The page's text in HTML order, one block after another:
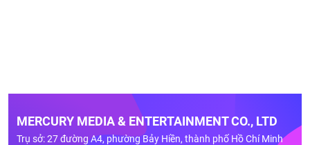
MERCURY MEDIA & ENTERTAINMENT CO., LTD
Trụ sở: 27 đường A4, phường Bảy Hiền, thành phố Hồ Chí Minh